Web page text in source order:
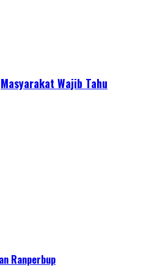
Masyarakat Wajib Tahu
Ranperbup